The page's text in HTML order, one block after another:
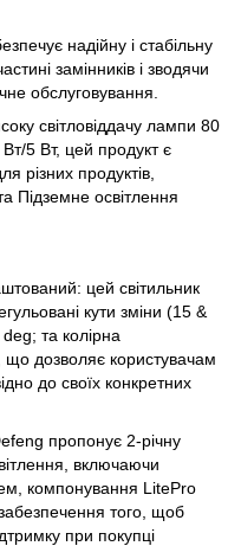
надійну і стабільну
замінників і зводячи
обслуговування.
світловіддачу лампи 80
5 Вт, цей продукт є
різних продуктів,
Підземне освітлення
цей світильник
кути зміни (15 &
та колірна
дозволяє користувачам
до своїх конкретних
пропонує 2-річну
включаючи
компонування LitePro
того, щоб
при покупці